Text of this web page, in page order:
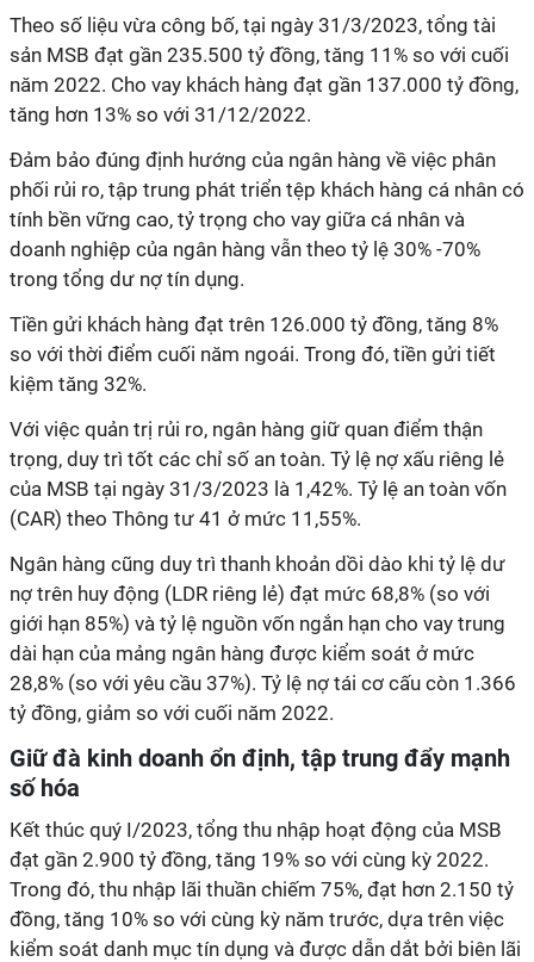
Theo số liệu vừa công bố, tại ngày 31/3/2023, tổng tài
sản MSB đạt gần 235.500 tỷ đồng, tăng 11% so với cuối
năm 2022. Cho vay khách hàng đạt gần 137.000 tỷ đồng,
tăng hơn 13% so với 31/12/2022.
Đảm bảo đúng định hướng của ngân hàng về việc phân
phối rủi ro, tập trung phát triển tệp khách hàng cá nhân có
tính bền vững cao, tỷ trọng cho vay giữa cá nhân và
doanh nghiệp của ngân hàng vẫn theo tỷ lệ 30% -70%
trong tổng dư nợ tín dụng.
Tiền gửi khách hàng đạt trên 126.000 tỷ đồng, tăng 8%
so với thời điểm cuối năm ngoái. Trong đó, tiền gửi tiết
kiệm tăng 32%.
Với việc quản trị rủi ro, ngân hàng giữ quan điểm thận
trọng, duy trì tốt các chỉ số an toàn. Tỷ lệ nợ xấu riêng lẻ
của MSB tại ngày 31/3/2023 là 1,42%. Tỷ lệ an toàn vốn
(CAR) theo Thông tư 41 ở mức 11,55%.
Ngân hàng cũng duy trì thanh khoản dồi dào khi tỷ lệ dư
nợ trên huy động (LDR riêng lẻ) đạt mức 68,8% (so với
giới hạn 85%) và tỷ lệ nguồn vốn ngắn hạn cho vay trung
dài hạn của mảng ngân hàng được kiểm soát ở mức
28,8% (so với yêu cầu 37%). Tỷ lệ nợ tái cơ cấu còn 1.366
tỷ đồng, giảm so với cuối năm 2022.
Giữ đà kinh doanh ổn định, tập trung đẩy mạnh
số hóa
Kết thúc quý I/2023, tổng thu nhập hoạt động của MSB
đạt gần 2.900 tỷ đồng, tăng 19% so với cùng kỳ 2022.
Trong đó, thu nhập lãi thuần chiếm 75%, đạt hơn 2.150 tỷ
đồng, tăng 10% so với cùng kỳ năm trước, dựa trên việc
kiểm soát danh mục tín dụng và được dẫn dắt bởi biên lãi